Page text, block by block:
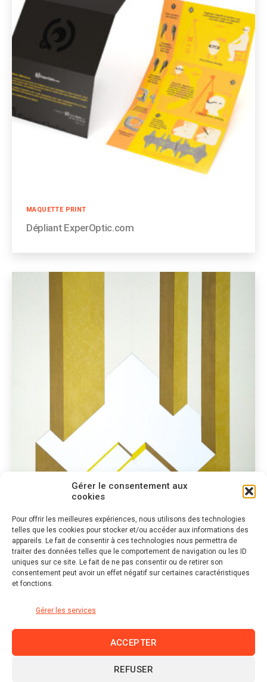
Gérer le consentement aux
cookies
Pour offrir les meilleures expériences, nous utilisons des technologies
telles que les cookies pour stocker et/ou accéder aux informations des
appareils. Le fait de consentir à ces technologies nous permettra de
traiter des données telles que le comportement de navigation ou les ID
uniques sur ce site. Le fait de ne pas consentir ou de retirer son
consentement peut avoir un effet négatif sur certaines caractéristiques
et fonctions.
Gérer les services
ACCEPTER
REFUSER
Catégories
MAQUETTE PRINT
Dépliant ExperOptic.com
Catégories
PEINTURE VOLUME
Mêmes